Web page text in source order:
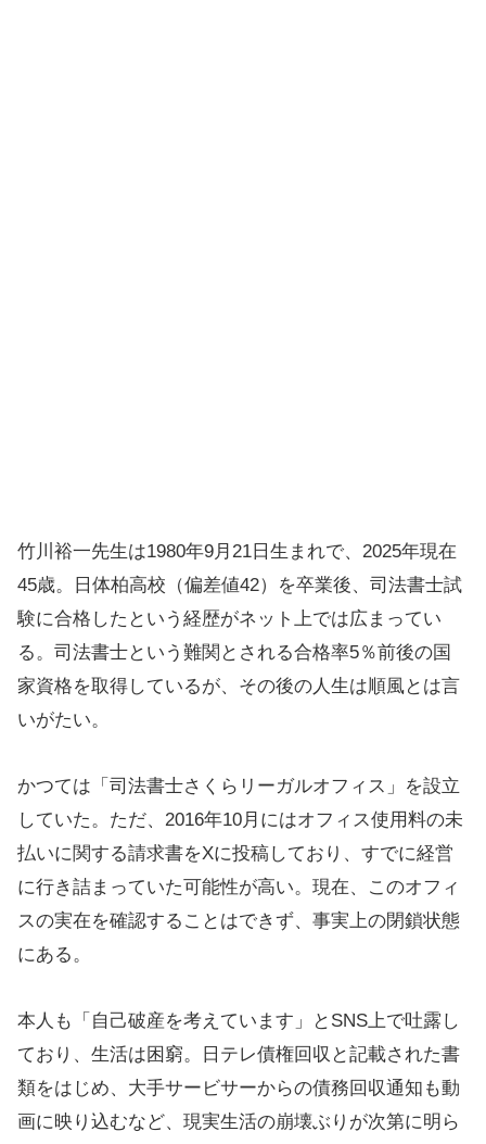
竹川裕一先生は1980年9月21日生まれで、2025年現在
45歳。日体柏高校（偏差値42）を卒業後、司法書士試
験に合格したという経歴がネット上では広まってい
る。司法書士という難関とされる合格率5％前後の国
家資格を取得しているが、その後の人生は順風とは言
いがたい。
かつては「司法書士さくらリーガルオフィス」を設立
していた。ただ、2016年10月にはオフィス使用料の未
払いに関する請求書をXに投稿しており、すでに経営
に行き詰まっていた可能性が高い。現在、このオフィ
スの実在を確認することはできず、事実上の閉鎖状態
にある。
本人も「自己破産を考えています」とSNS上で吐露し
ており、生活は困窮。日テレ債権回収と記載された書
類をはじめ、大手サービサーからの債務回収通知も動
画に映り込むなど、現実生活の崩壊ぶりが次第に明ら